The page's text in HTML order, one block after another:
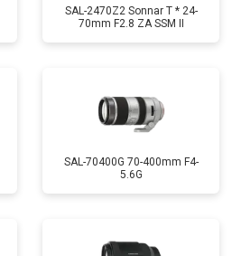
SAL-2470Z2 Sonnar T * 24-
70mm F2.8 ZA SSM II
SAL-70400G 70-400mm F4-
5.6G